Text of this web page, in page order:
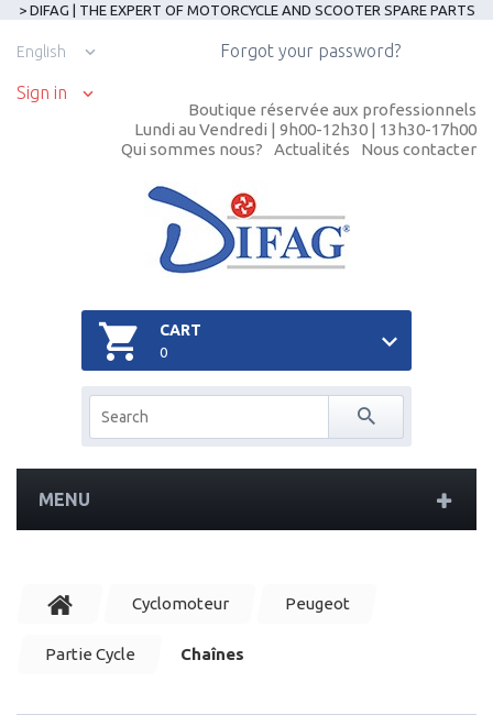
> DIFAG | THE EXPERT OF MOTORCYCLE AND SCOOTER SPARE PARTS
English
Sign in
Forgot your password?
Boutique réservée aux professionnels
Lundi au Vendredi | 9h00-12h30 | 13h30-17h00
Qui sommes nous?
Actualités Nous contacter
CART
0
MENU
Cyclomoteur Peugeot
Partie Cycle Chaînes